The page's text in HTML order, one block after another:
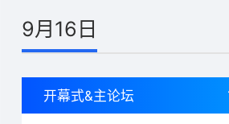
9月16日
开幕式&主论坛